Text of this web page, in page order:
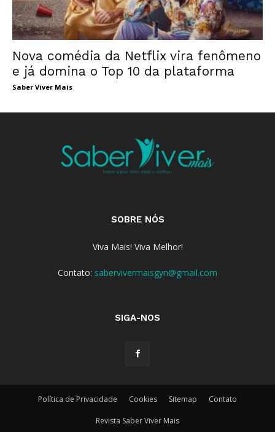
Nova comédia da Netflix vira fenômeno
e já domina o Top 10 da plataforma
Saber Viver Mais
SOBRE NÓS
Viva Mais! Viva Melhor!
Contato: sabervivermaisgyn@gmail.com
SIGA-NOS
Política de Privacidade Cookies Sitemap Contato
Revista Saber Viver Mais